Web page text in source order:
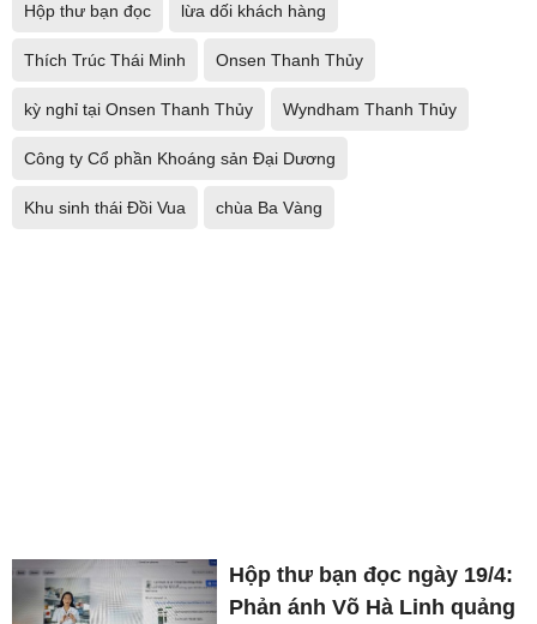
Hộp thư bạn đọc lừa dối khách hàng
Thích Trúc Thái Minh Onsen Thanh Thủy
kỳ nghỉ tại Onsen Thanh Thủy Wyndham Thanh Thủy
Công ty Cổ phần Khoáng sản Đại Dương
Khu sinh thái Đồi Vua chùa Ba Vàng
Hộp thư bạn đọc ngày 19/4:
Phản ánh Võ Hà Linh quảng